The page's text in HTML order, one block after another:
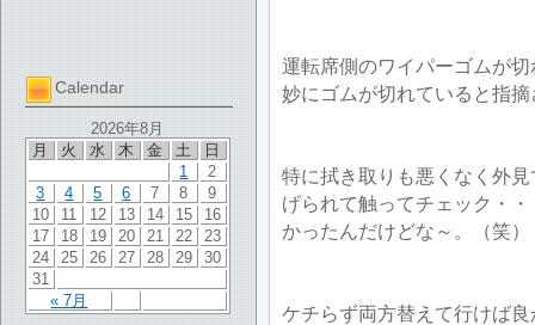
Calendar
2026年8月
月
火 水 木 金 土 日
« 7月
1
2
3
4 5 6 7 8
9
10
11 12 13 14 15
16
17
18 19 20 21 22
23
24
25 26 27 28 29
30
31
運転席側のワイパーゴムが
妙にゴムが切れていると指
特に拭き取りも悪くなく外
げられて触ってチェック・
かったんだけどな～。（笑）
ケチらず両方替えて行けば